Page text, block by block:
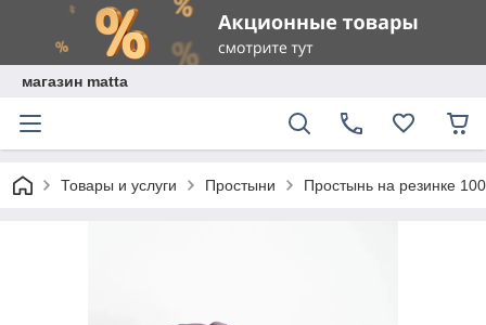
магазин matta
Товары и услуги Простыни Простынь на резинке